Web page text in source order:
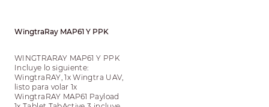
WingtraRay MAP61 Y PPK
WINGTRARAY MAP61 Y PPK
Incluye lo siguiente:
WingtraRAY, 1x Wingtra UAV,
listo para volar 1x
WingtraRAY MAP61 Payload